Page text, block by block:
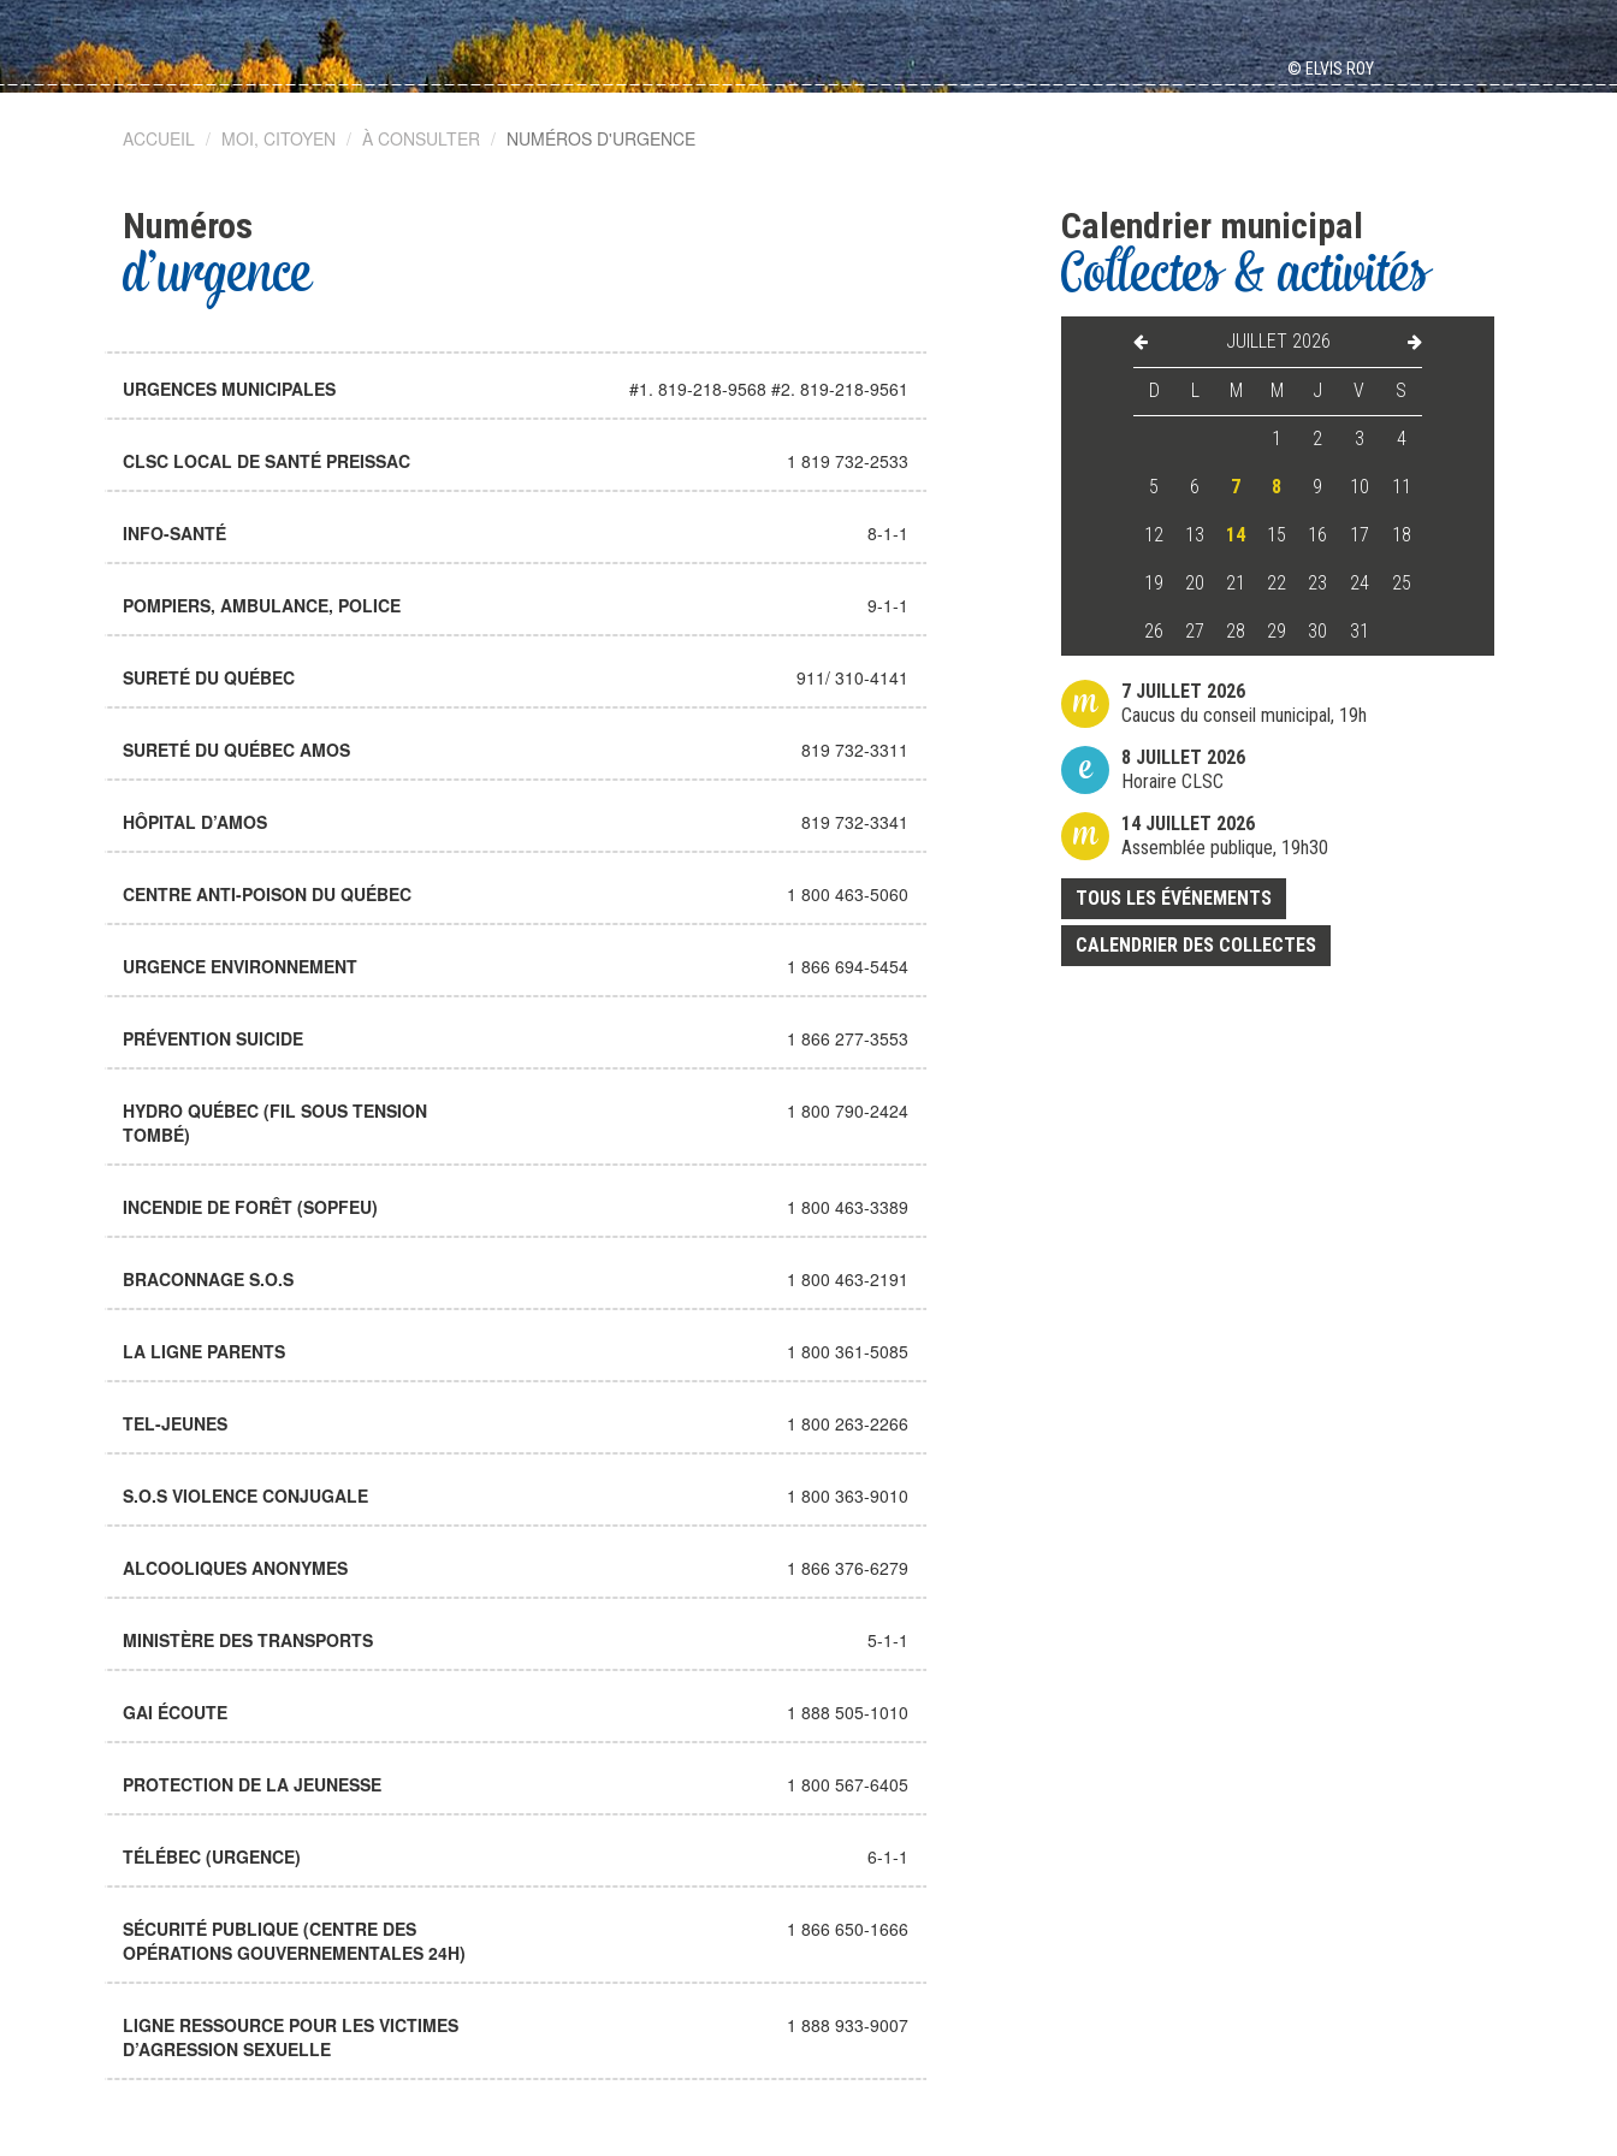
© ELVIS ROY
ACCUEIL MOI, CITOYEN À CONSULTER NUMÉROS D'URGENCE
Numéros
d'urgence
URGENCES MUNICIPALES #1. 819-218-9568 #2. 819-218-9561
CLSC LOCAL DE SANTÉ PREISSAC 1 819 732-2533
INFO-SANTÉ 8-1-1
POMPIERS, AMBULANCE, POLICE 9-1-1
SURETÉ DU QUÉBEC 911/ 310-4141
SURETÉ DU QUÉBEC AMOS 819 732-3311
HÔPITAL D’AMOS 819 732-3341
CENTRE ANTI-POISON DU QUÉBEC 1 800 463-5060
URGENCE ENVIRONNEMENT 1 866 694-5454
PRÉVENTION SUICIDE 1 866 277-3553
HYDRO QUÉBEC (FIL SOUS TENSION
TOMBÉ)
1 800 790-2424
INCENDIE DE FORÊT (SOPFEU) 1 800 463-3389
BRACONNAGE S.O.S 1 800 463-2191
LA LIGNE PARENTS 1 800 361-5085
TEL-JEUNES 1 800 263-2266
S.O.S VIOLENCE CONJUGALE 1 800 363-9010
ALCOOLIQUES ANONYMES 1 866 376-6279
MINISTÈRE DES TRANSPORTS 5-1-1
GAI ÉCOUTE 1 888 505-1010
PROTECTION DE LA JEUNESSE 1 800 567-6405
TÉLÉBEC (URGENCE) 6-1-1
SÉCURITÉ PUBLIQUE (CENTRE DES
OPÉRATIONS GOUVERNEMENTALES 24H)
1 866 650-1666
LIGNE RESSOURCE POUR LES VICTIMES
D’AGRESSION SEXUELLE
1 888 933-9007
Calendrier municipal
Collectes & activités
JUILLET 2026
D L M M J V S
1 2 3 4
5 6 7 8 9 10 11
12 13 14 15 16 17 18
19 20 21 22 23 24 25
26 27 28 29 30 31
m
7 JUILLET 2026
Caucus du conseil municipal, 19h
e
8 JUILLET 2026
Horaire CLSC
m
14 JUILLET 2026
Assemblée publique, 19h30
TOUS LES ÉVÉNEMENTS
CALENDRIER DES COLLECTES